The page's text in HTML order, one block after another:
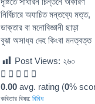
নির্বিচারে অযাচিত মন্তব্যে মত্ত,
ডাক্তার বা মনোবিজ্ঞানী ছাড়া
বুঝা অসাধ্য দেহ কিংবা মনত্বত্ত
Post Views: ২৬০
0.00 avg. rating (0%
কবিতার বিষয়: বিবিধ